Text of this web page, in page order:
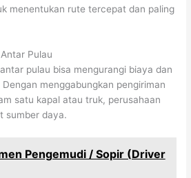
menentukan rute tercepat dan paling
Pulau
pulau bisa mengurangi biaya dan
menggabungkan pengiriman
satu kapal atau truk, perusahaan
sumber daya.
Pengemudi / Sopir (Driver